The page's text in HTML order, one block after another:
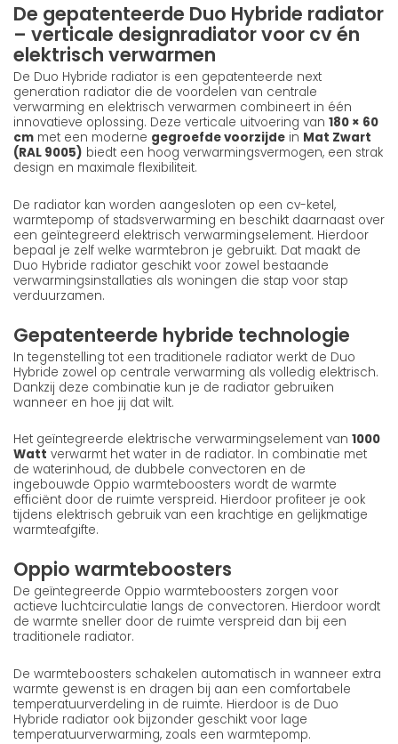
De gepatenteerde Duo Hybride radiator
– verticale designradiator voor cv én
elektrisch verwarmen
De Duo Hybride radiator is een gepatenteerde next
generation radiator die de voordelen van centrale
verwarming en elektrisch verwarmen combineert in één
innovatieve oplossing. Deze verticale uitvoering van 180 × 60
cm met een moderne gegroefde voorzijde in Mat Zwart
(RAL 9005) biedt een hoog verwarmingsvermogen, een strak
design en maximale flexibiliteit.
De radiator kan worden aangesloten op een cv-ketel,
warmtepomp of stadsverwarming en beschikt daarnaast over
een geïntegreerd elektrisch verwarmingselement. Hierdoor
bepaal je zelf welke warmtebron je gebruikt. Dat maakt de
Duo Hybride radiator geschikt voor zowel bestaande
verwarmingsinstallaties als woningen die stap voor stap
verduurzamen.
Gepatenteerde hybride technologie
In tegenstelling tot een traditionele radiator werkt de Duo
Hybride zowel op centrale verwarming als volledig elektrisch.
Dankzij deze combinatie kun je de radiator gebruiken
wanneer en hoe jij dat wilt.
Het geïntegreerde elektrische verwarmingselement van 1000
Watt verwarmt het water in de radiator. In combinatie met
de waterinhoud, de dubbele convectoren en de
ingebouwde Oppio warmteboosters wordt de warmte
efficiënt door de ruimte verspreid. Hierdoor profiteer je ook
tijdens elektrisch gebruik van een krachtige en gelijkmatige
warmteafgifte.
Oppio warmteboosters
De geïntegreerde Oppio warmteboosters zorgen voor
actieve luchtcirculatie langs de convectoren. Hierdoor wordt
de warmte sneller door de ruimte verspreid dan bij een
traditionele radiator.
De warmteboosters schakelen automatisch in wanneer extra
warmte gewenst is en dragen bij aan een comfortabele
temperatuurverdeling in de ruimte. Hierdoor is de Duo
Hybride radiator ook bijzonder geschikt voor lage
temperatuurverwarming, zoals een warmtepomp.